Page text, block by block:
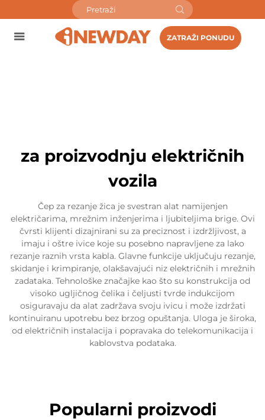
ZATRAŽI PONUDU
za proizvodnju električnih
vozila
Čep za rezanje žica je svestran alat namijenjen
električarima, mrežnim inženjerima i ljubiteljima brige. Ovi
čvrsti klijenti dizajnirani su za preciznost i izdržljivost, a
imaju i oštre ivice koje su posebno napravljene za lako
rezanje raznih vrsta kabla. Glavne funkcije uključuju rezanje,
skidanje i krimpiranje, olakšavajući niz električnih i mrežnih
zadataka. Tehnološke značajke kao što su konstrukcija od
visoko ugljičnog čelika i čeljusti tvrde indukcijom
osiguravaju da alat zadržava svoju ivicu i može izdržati
kontinuiranu upotrebu bez brzog opuštanja. Uloga je široka,
od električnih instalacija i popravaka do telekomunikacija i
kablovstva podataka.
Popularni proizvodi